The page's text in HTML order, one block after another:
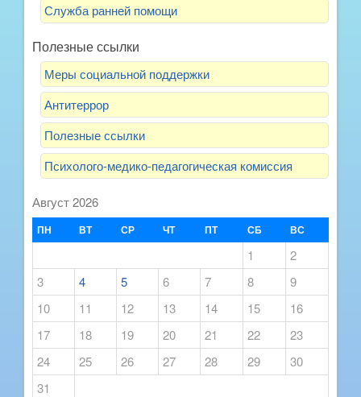
Служба ранней помощи
Полезные ссылки
Меры социальной поддержки
Антитеррор
Полезные ссылки
Психолого-медико-педагогическая комиссия
Август 2026
ПН ВТ СР ЧТ ПТ СБ ВС
1
2
3
4 5 6 7 8
9
10
11 12 13 14 15
16
17
18 19 20 21 22
23
24
25 26 27 28 29
30
31